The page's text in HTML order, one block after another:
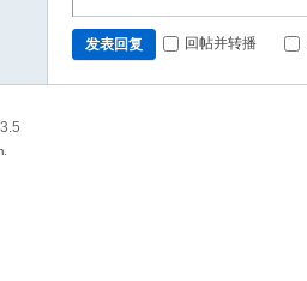
发表回复 回帖并转播